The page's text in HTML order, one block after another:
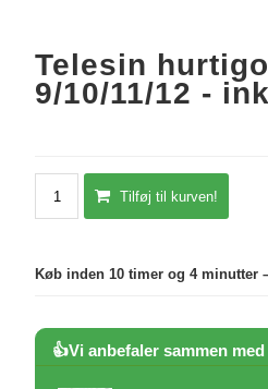
Telesin
9/10/11/12 -
Tilføj til kurven!
Køb inden 10 timer og 4 minutter
👍Vi anbefaler sammen med